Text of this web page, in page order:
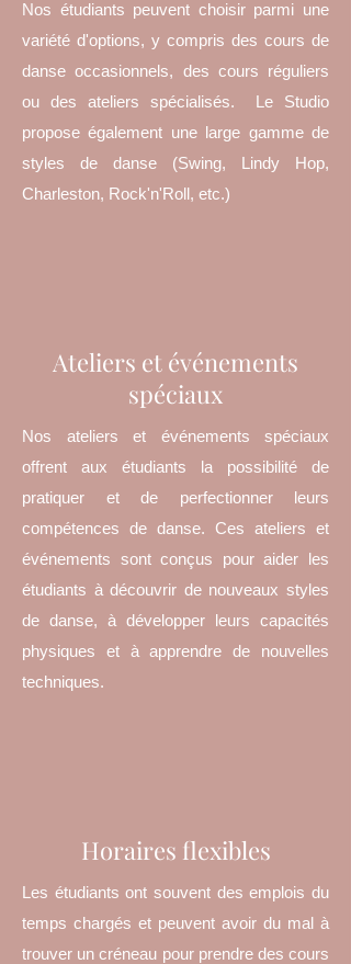
Nos étudiants peuvent choisir parmi une
variété d'options, y compris des cours de
danse occasionnels, des cours réguliers
ou des ateliers spécialisés. Le Studio
propose également une large gamme de
styles de danse (Swing, Lindy Hop,
Charleston, Rock'n'Roll, etc.)
Ateliers et événements
spéciaux
Nos ateliers et événements spéciaux
offrent aux étudiants la possibilité de
pratiquer et de perfectionner leurs
compétences de danse. Ces ateliers et
événements sont conçus pour aider les
étudiants à découvrir de nouveaux styles
de danse, à développer leurs capacités
physiques et à apprendre de nouvelles
techniques.
Horaires flexibles
Les étudiants ont souvent des emplois du
temps chargés et peuvent avoir du mal à
trouver un créneau pour prendre des cours